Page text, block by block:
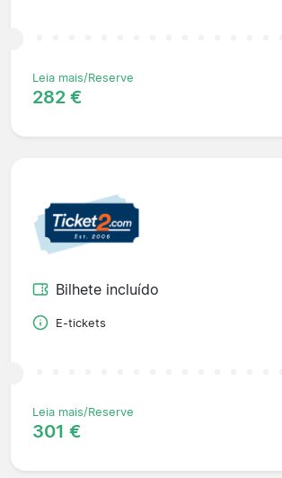
Leia mais/Reserve
282 €
Bilhete incluído
E-tickets
Leia mais/Reserve
301 €